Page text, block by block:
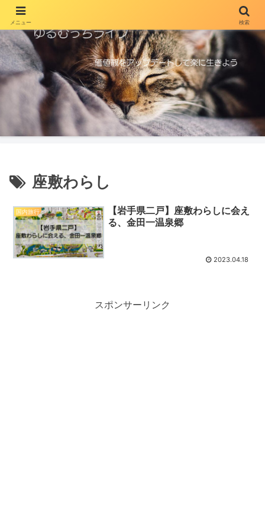
座敷わらし
国内旅行
【岩手県二戸】座敷わらしに会え
る、金田一温泉郷
2023.04.18
スポンサーリンク
メニュー 検索